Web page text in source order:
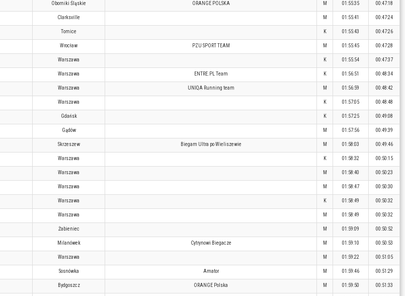
Oborniki Śląskie ORANGE POLSKA M 01:55:35 00:47:18
Clarksville M 01:55:41 00:47:24
Tomice K 01:55:43 00:47:26
Wrocław PZU SPORT TEAM M 01:55:45 00:47:28
Warszawa K 01:55:54 00:47:37
Warszawa ENTRE.PL Team K 01:56:51 00:48:34
Warszawa UNIQA Running team M 01:56:59 00:48:42
Warszawa K 01:57:05 00:48:48
Gdańsk K 01:57:25 00:49:08
Gądów M 01:57:56 00:49:39
Skrzeszew Biegam Ultra po Wieliszewie M 01:58:03 00:49:46
Warszawa K 01:58:32 00:50:15
Warszawa M 01:58:40 00:50:23
Warszawa M 01:58:47 00:50:30
Warszawa K 01:58:49 00:50:32
Warszawa M 01:58:49 00:50:32
Żabieniec M 01:59:09 00:50:52
Milanówek Cytrynowi Biegacze M 01:59:10 00:50:53
Warszawa M 01:59:22 00:51:05
Sosnówka Amator M 01:59:46 00:51:29
Bydgoszcz ORANGE Polska M 01:59:50 00:51:33